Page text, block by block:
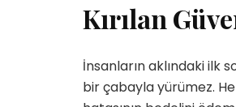
Kırılan
İnsanların aklındaki ilk
bir çabayla yürümez.